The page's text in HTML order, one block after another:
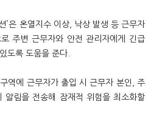
’은 온열지수 이상, 낙상 발생 등 근무자
주변 근무자와 안전 관리자에게 긴급
도록 도움을 준다.
역에 근무자가 출입 시 근무자 본인, 주
알림을 전송해 잠재적 위험을 최소화할